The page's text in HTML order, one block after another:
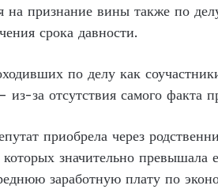
на признание вины также по
срока давности.
по делу как
из-за отсутствия самого факта
приобрела через
значительно
заработную плату по